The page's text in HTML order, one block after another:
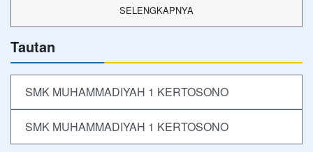
SELENGKAPNYA
Tautan
SMK MUHAMMADIYAH 1 KERTOSONO
SMK MUHAMMADIYAH 1 KERTOSONO